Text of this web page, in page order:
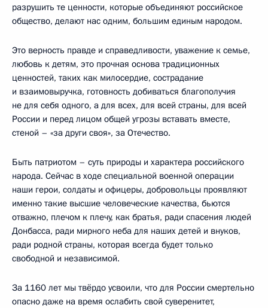
разрушить те ценности, которые объединяют российское
общество, делают нас одним, большим единым народом.
Это верность правде и справедливости, уважение к семье,
любовь к детям, это прочная основа традиционных
ценностей, таких как милосердие, сострадание
и взаимовыручка, готовность добиваться благополучия
не для себя одного, а для всех, для всей страны, для всей
России и перед лицом общей угрозы вставать вместе,
стеной – «за други своя», за Отечество.
Быть патриотом – суть природы и характера российского
народа. Сейчас в ходе специальной военной операции
наши герои, солдаты и офицеры, добровольцы проявляют
именно такие высшие человеческие качества, бьются
отважно, плечом к плечу, как братья, ради спасения людей
Донбасса, ради мирного неба для наших детей и внуков,
ради родной страны, которая всегда будет только
свободной и независимой.
За 1160 лет мы твёрдо усвоили, что для России смертельно
опасно даже на время ослабить свой суверенитет,